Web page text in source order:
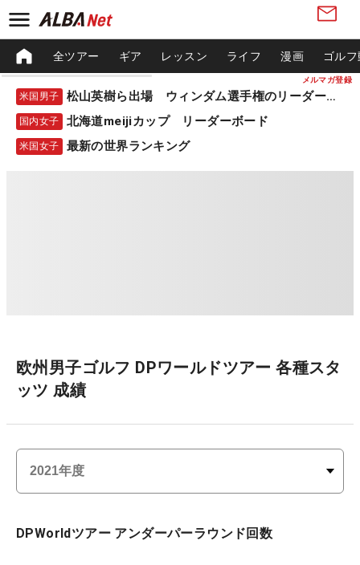
メルマガ登録
全ツアー ギア レッスン ライフ 漫画 ゴル
米国男子 松山英樹ら出場 ウィンダム選手権のリーダーボード
国内女子 北海道meijiカップ リーダーボード
米国女子 最新の世界ランキング
欧州男子ゴルフ DPワールドツアー 各種スタ
ッツ 成績
DPWorldツアー アンダーパーラウンド回数